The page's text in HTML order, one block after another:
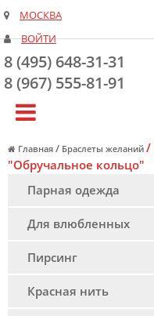
МОСКВА
ВОЙТИ
8 (495) 648-31-31
8 (967) 555-81-91
Главная / Браслеты желаний /
"Обручальное кольцо"
Парная одежда
Для влюбленных
Пирсинг
Красная нить